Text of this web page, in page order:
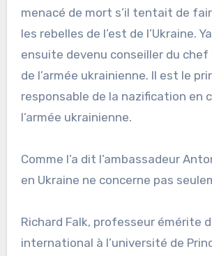
menacé de mort s’il tentait de
les rebelles de l’est de l’Ukraine.
ensuite devenu conseiller du
de l’armée ukrainienne. Il est le
responsable de la nazification en
l’armée ukrainienne.
Comme l’a dit l’ambassadeur
en Ukraine ne concerne pas
Richard Falk, professeur émérite
international à l’université de